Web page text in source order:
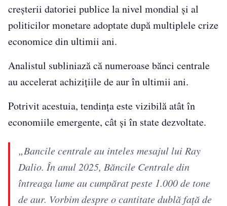
creșterii datoriei publice la nivel mondial și al
politicilor monetare adoptate după multiplele crize
economice din ultimii ani.
Analistul subliniază că numeroase bănci centrale
au accelerat achizițiile de aur în ultimii ani.
Potrivit acestuia, tendința este vizibilă atât în
economiile emergente, cât și în state dezvoltate.
„Bancile centrale au inteles mesajul lui Ray
Dalio. În anul 2025, Băncile Centrale din
întreaga lume au cumpărat peste 1.000 de tone
de aur. Vorbim despre o cantitate dublă față de